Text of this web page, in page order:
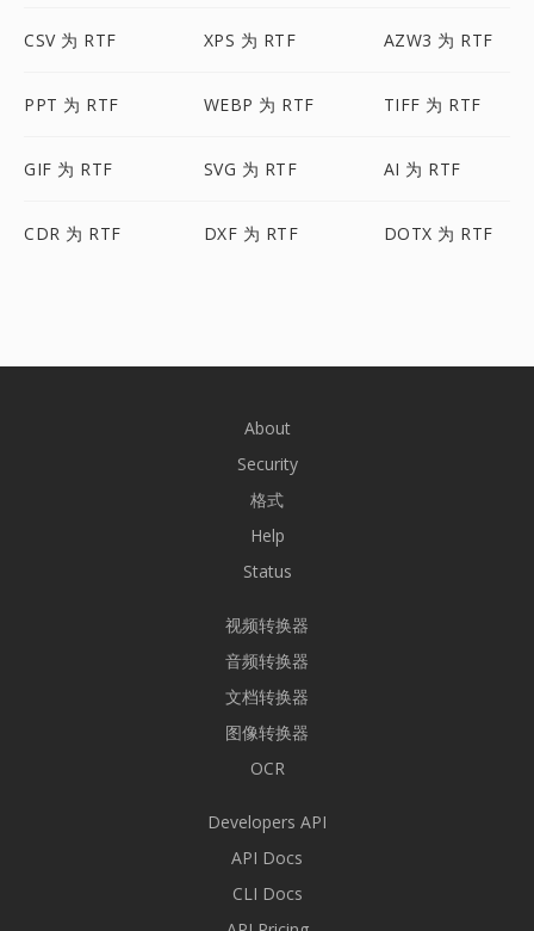
CSV 为 RTF XPS 为 RTF AZW3 为 RTF
PPT 为 RTF WEBP 为 RTF TIFF 为 RTF
GIF 为 RTF SVG 为 RTF AI 为 RTF
CDR 为 RTF DXF 为 RTF DOTX 为 RTF
About
Security
格式
Help
Status
视频转换器
音频转换器
文档转换器
图像转换器
OCR
Developers API
API Docs
CLI Docs